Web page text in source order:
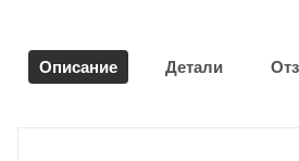
Cruze
2009-
Описание Детали